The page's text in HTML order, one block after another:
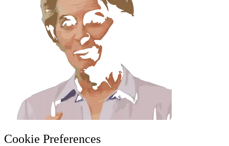
Cookie Preferences